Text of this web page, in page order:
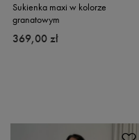
Sukienka maxi w kolorze
granatowym
369,00 zł